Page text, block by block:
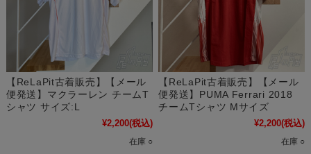
【ReLaPit古着販売】【メール
便発送】マクラーレン チームT
シャツ サイズ:L
¥2,200(税込)
在庫 ○
【ReLaPit古着販売】【メール
便発送】PUMA Ferrari 2018
チームTシャツ Mサイズ
¥2,200(税込)
在庫 ○